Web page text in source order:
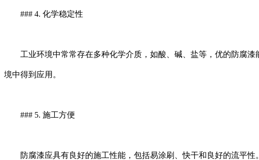
### 4. 化学稳定性
工业环境中常常存在多种化学介质，如酸、碱、盐等，优的防腐漆
境中得到应用。
### 5. 施工方便
防腐漆应具有良好的施工性能，包括易涂刷、快干和良好的流平性